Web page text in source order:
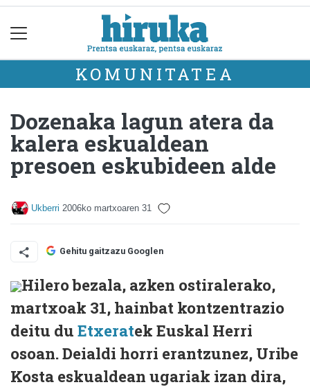
KOMUNITATEA
Dozenaka lagun atera da
kalera eskualdean
presoen eskubideen alde
Ukberri 2006ko martxoaren 31
Gehitu gaitzazu Googlen
Hilero bezala, azken ostiralerako,
martxoak 31, hainbat kontzentrazio
deitu du Etxeratek Euskal Herri
osoan. Deialdi horri erantzunez, Uribe
Kosta eskualdean ugariak izan dira,